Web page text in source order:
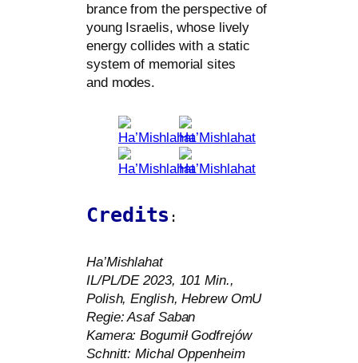
brance from the per­spec­ti­ve of
young Israelis, who­se lively
ener­gy col­l­i­des with a sta­tic
sys­tem of memo­ri­al sites
and modes.
Credits :
Ha’Mishlahat
IL/PL/DE2023, 101 Min.,
Polish, English, Hebrew OmU
Regie: Asaf Saban
Kamera: Bogumił Godfrejów
Schnitt: Michal Oppenheim